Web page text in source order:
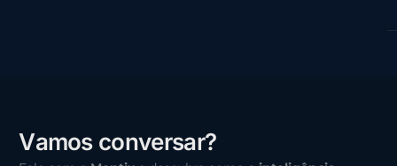
Vamos conversar?